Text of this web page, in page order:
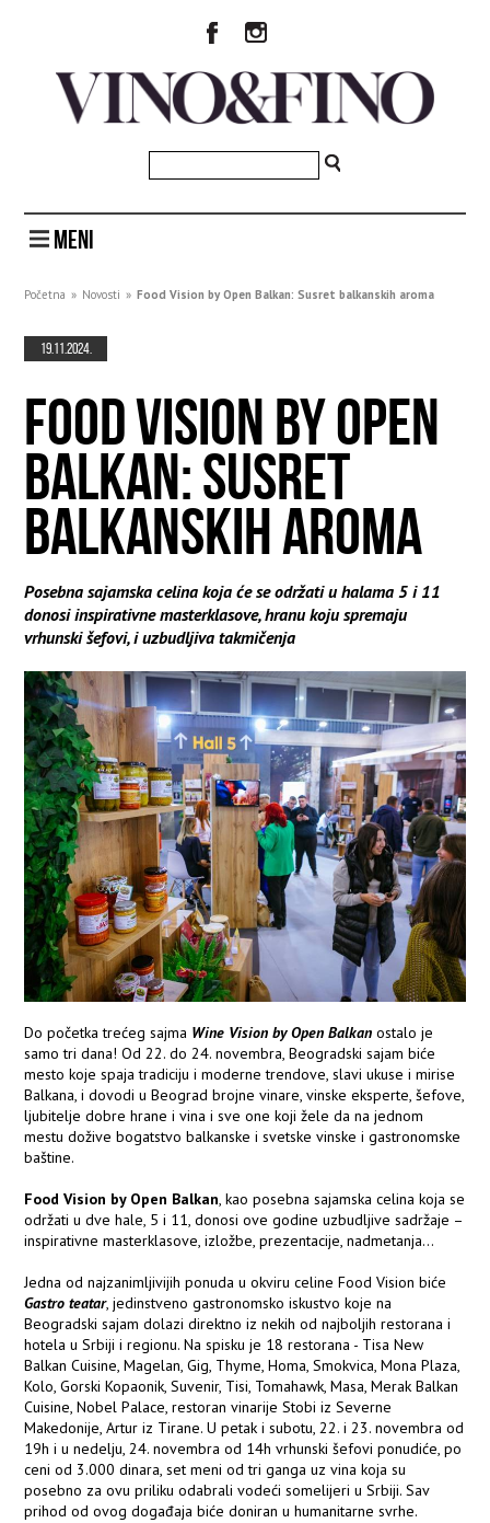
MENI
Početna » Novosti » Food Vision by Open Balkan: Susret balkanskih aroma
19.11.2024.
FOOD VISION BY OPEN
BALKAN: SUSRET
BALKANSKIH AROMA
Posebna sajamska celina koja će se održati u halama 5 i 11
donosi inspirativne masterklasove, hranu koju spremaju
vrhunski šefovi, i uzbudljiva takmičenja
Do početka trećeg sajma Wine Vision by Open Balkan ostalo je
samo tri dana! Od 22. do 24. novembra, Beogradski sajam biće
mesto koje spaja tradiciju i moderne trendove, slavi ukuse i mirise
Balkana, i dovodi u Beograd brojne vinare, vinske eksperte, šefove,
ljubitelje dobre hrane i vina i sve one koji žele da na jednom
mestu dožive bogatstvo balkanske i svetske vinske i gastronomske
baštine.
Food Vision by Open Balkan, kao posebna sajamska celina koja se
održati u dve hale, 5 i 11, donosi ove godine uzbudljive sadržaje –
inspirativne masterklasove, izložbe, prezentacije, nadmetanja...
Jedna od najzanimljivijih ponuda u okviru celine Food Vision biće
Gastro teatar, jedinstveno gastronomsko iskustvo koje na
Beogradski sajam dolazi direktno iz nekih od najboljih restorana i
hotela u Srbiji i regionu. Na spisku je 18 restorana - Tisa New
Balkan Cuisine, Magelan, Gig, Thyme, Homa, Smokvica, Mona Plaza,
Kolo, Gorski Kopaonik, Suvenir, Tisi, Tomahawk, Masa, Merak Balkan
Cuisine, Nobel Palace, restoran vinarije Stobi iz Severne
Makedonije, Artur iz Tirane. U petak i subotu, 22. i 23. novembra od
19h i u nedelju, 24. novembra od 14h vrhunski šefovi ponudiće, po
ceni od 3.000 dinara, set meni od tri ganga uz vina koja su
posebno za ovu priliku odabrali vodeći somelijeri u Srbiji. Sav
prihod od ovog događaja biće doniran u humanitarne svrhe.